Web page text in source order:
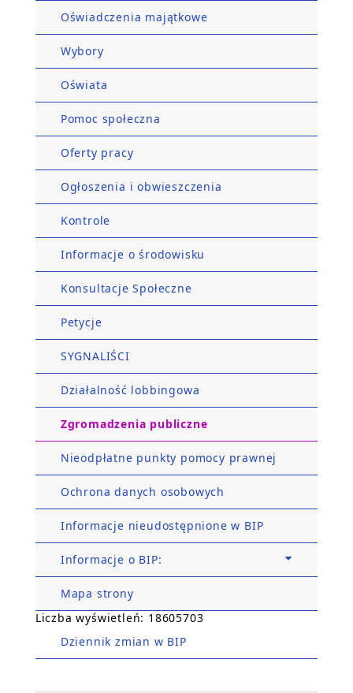
Oświadczenia majątkowe
Wybory
Oświata
Pomoc społeczna
Oferty pracy
Ogłoszenia i obwieszczenia
Kontrole
Informacje o środowisku
Konsultacje Społeczne
Petycje
SYGNALIŚCI
Działalność lobbingowa
Zgromadzenia publiczne
Nieodpłatne punkty pomocy prawnej
Ochrona danych osobowych
Informacje nieudostępnione w BIP
Informacje o BIP:
Mapa strony
Liczba wyświetleń: 18605703
Dziennik zmian w BIP